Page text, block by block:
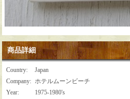
商品詳細
Country:
Japan
Company: ホテルムーンビーチ
Year:
1975-1980's